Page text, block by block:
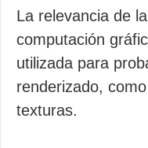
La relevancia de la
computación
utilizada para
renderizado,
texturas.